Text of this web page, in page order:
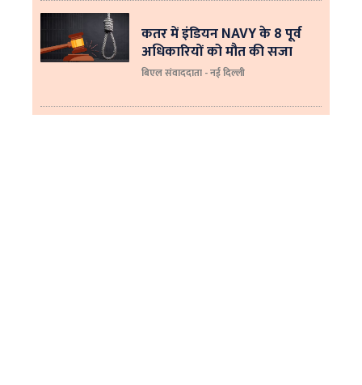
कतर में इंडियन NAVY के 8 पूर्व
अधिकारियों को मौत की सजा
बिएल संवाददाता - नई दिल्ली